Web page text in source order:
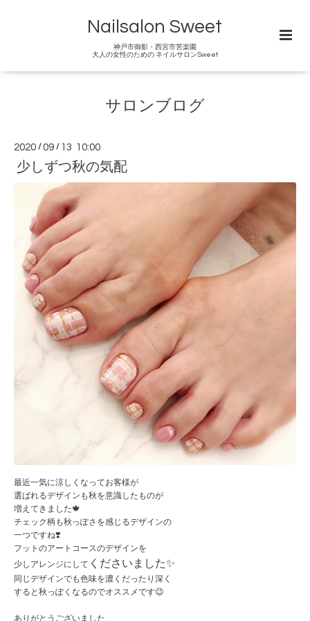
Nailsalon Sweet
神戸市御影・西宮市苦楽園
大人の女性のための ネイルサロンSweet
サロンブログ
2020 /09 / 13 10:00
少しずつ秋の気配
最近一気に涼しくなってお客様が
選ばれるデザインも秋を意識したものが
増えてきました🍁
チェック柄も秋っぽさを感じるデザインの
一つですね❣️
フットのアートコースのデザインを
少しアレンジにして くださいました✨
同じデザインでも色味を濃くだったり深く
すると秋っぽくなるのでオススメです😉
ありがとうございました